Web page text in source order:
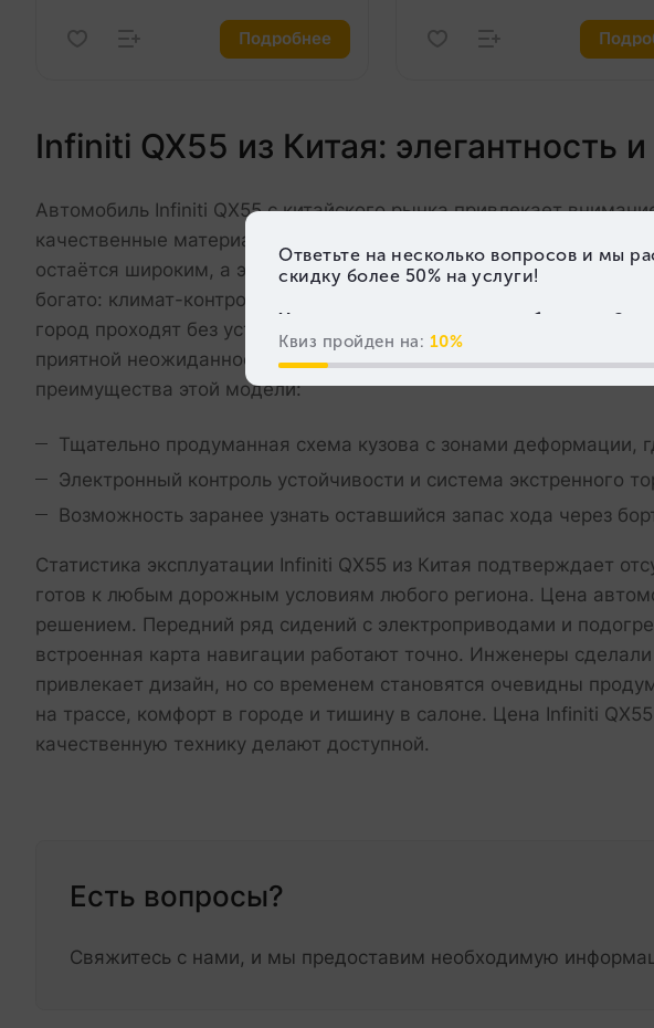
Подробнее
Infiniti QX55 из Китая:
Автомобиль Infiniti QX55 с китайского рынка привлекает
качественные материалы и точная сборка становятся основой
остаётся широким, а электронные помощники делают
богато: климат-контроль, мультимедиа с большим экраном и
город проходят без усталости благодаря продуманной
приятной неожиданностью. Ещё одна важная деталь:
преимущества этой модели:
Тщательно продуманная схема кузова с зонами
Электронный контроль устойчивости и система
Возможность заранее узнать оставшийся запас хода через
Статистика эксплуатации Infiniti QX55 из Китая подтверждает
готов к любым дорожным условиям любого региона. Цена
решением. Передний ряд сидений с электроприводами и
встроенная карта навигации работают точно. Инженеры
привлекает дизайн, но со временем становятся очевидны
на трассе, комфорт в городе и тишину в салоне. Цена Infiniti
качественную технику делают доступной.
Есть вопросы?
Свяжитесь с нами, и мы предоставим необходимую